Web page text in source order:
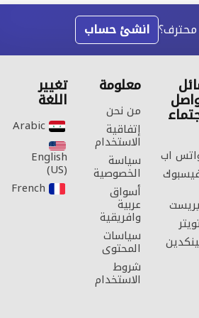
محترف؟ انشئ حساب
اب
معلومة
من نحن
إتفاقية
الاستخدام
سياسة
الخصوصية
أسواق
عربية
وافريقية
سياسات
المحتوى
شروط
الاستخدام
تغيير
اللغة
Arabic‎
English
(US)‎
French‎